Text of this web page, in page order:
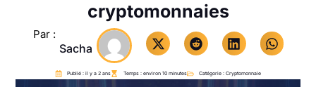
cryptomonnaies
Par :
Sacha
Publié : il y a 2 ans Temps : environ 10 minutes Catégorie :Cryptomonnaie